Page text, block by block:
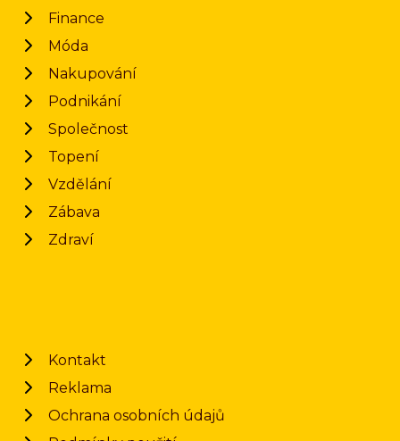
Finance
Móda
Nakupování
Podnikání
Společnost
Topení
Vzdělání
Zábava
Zdraví
Kontakt
Reklama
Ochrana osobních údajů